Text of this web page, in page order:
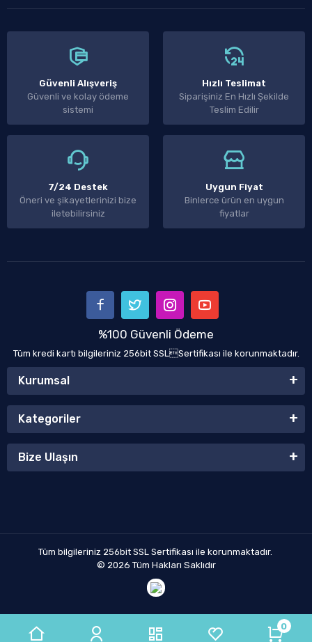
Güvenli Alışveriş
Güvenli ve kolay ödeme
sistemi
Hızlı Teslimat
Siparişiniz En Hızlı Şekilde
Teslim Edilir
7/24 Destek
Öneri ve şikayetlerinizi bize
iletebilirsiniz
Uygun Fiyat
Binlerce ürün en uygun
fiyatlar
%100 Güvenli Ödeme
Tüm kredi kartı bilgileriniz 256bit SSLSertifikası ile korunmaktadır.
Kurumsal
Kategoriler
Bize Ulaşın
Tüm bilgileriniz 256bit SSL Sertifikası ile korunmaktadır.
© 2026 Tüm Hakları Saklıdır
0